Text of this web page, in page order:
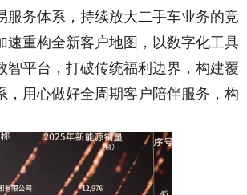
务体系，持续放大二手车业务的竞
重构全新客户地图，以数字化工具
平台，打破传统福利边界，构建覆
用心做好全周期客户陪伴服务，构